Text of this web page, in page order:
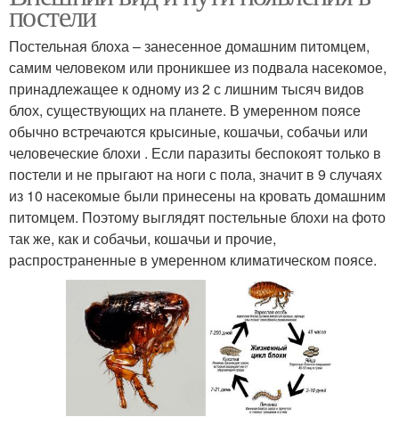
постели
Постельная блоха – занесенное домашним питомцем,
самим человеком или проникшее из подвала насекомое,
принадлежащее к одному из 2 с лишним тысяч видов
блох, существующих на планете. В умеренном поясе
обычно встречаются крысиные, кошачьи, собачьи или
человеческие блохи . Если паразиты беспокоят только в
постели и не прыгают на ноги с пола, значит в 9 случаях
из 10 насекомые были принесены на кровать домашним
питомцем. Поэтому выглядят постельные блохи на фото
так же, как и собачьи, кошачьи и прочие,
распространенные в умеренном климатическом поясе.